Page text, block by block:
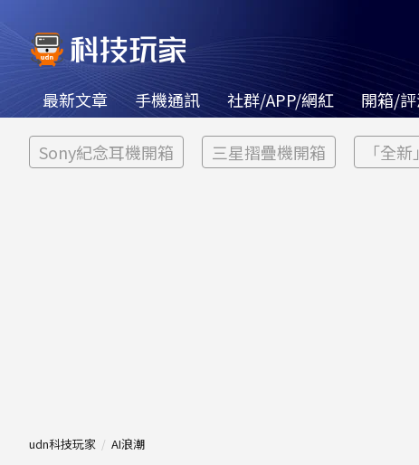
最新文章 手機通訊 社群/APP/網紅 開箱/
Sony紀念耳機開箱 三星摺疊機開箱 「全
udn科技玩家 AI浪潮